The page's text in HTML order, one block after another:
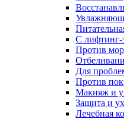
С лифтинг-
Против
Для
Против
Макияж и
Защита и
Лечебная